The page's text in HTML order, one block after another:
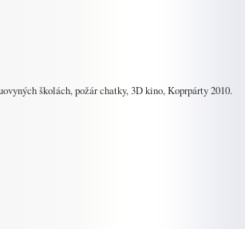
školách, požár chatky, 3D kino, Koprpárty 2010.